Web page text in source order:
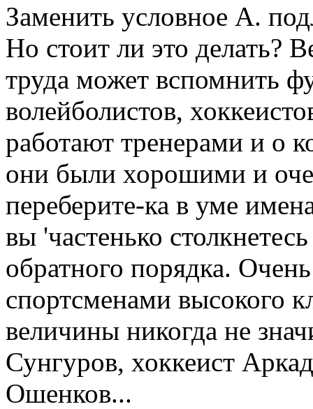
Заменить условное А.
Но стоит ли это делать?
труда может вспомнить
волейболистов,
работают тренерами и о
они были хорошими и
переберите-ка в уме
вы 'частенько
обратного порядка.
спортсменами высокого
величины никогда не
Сунгуров, хоккеист
Ошенков...